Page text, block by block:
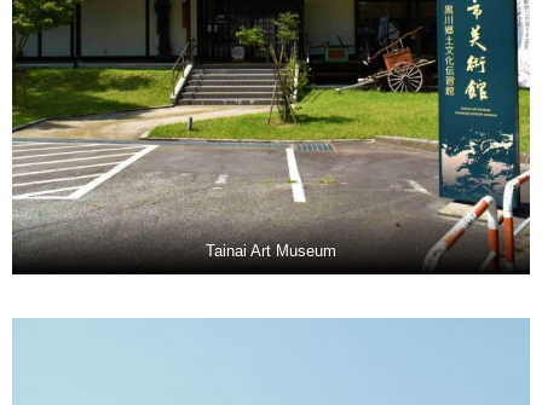
Tainai Art Museum